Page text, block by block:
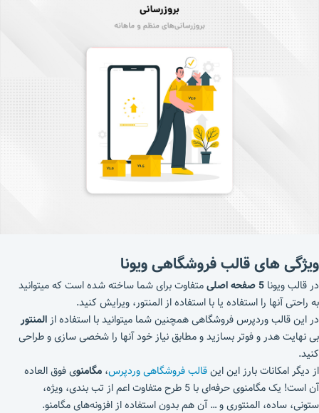
ویژگی های قالب فروشگاهی ویونا
در قالب ویونا 5 صفحه اصلی
متفاوت برای شما ساخته شده است که میتوانید
به راحتی آنها را استفاده یا با استفاده از المنتور، ویرایش کنید.
در این قالب وردپرس فروشگاهی همچنین شما میتوانید با استفاده ازالمنتور
بی نهایت هدر و فوتر بسازید و مطابق نیاز خود آنها را شخصی سازی و طراحی
کنید.
از دیگر امکانات بارز این اینقالب فروشگاهی وردپرس، مگامنوی فوق العاده
آن است! یک مگامنوی حرفه‌ای با 5 طرح متفاوت اعم از تب بندی، ویژه،
ستونی، ساده، المنتوری و … آن هم بدون استفاده از افزونه‌های مگامنو.